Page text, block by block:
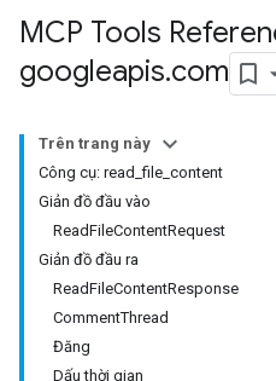
MCP Tools
googleapis.com
Trên trang này
Công cụ: read_file_content
Giản đồ đầu vào
ReadFileContentRequest
Giản đồ đầu ra
ReadFileContentResponse
CommentThread
Đăng
Dấu thời gian